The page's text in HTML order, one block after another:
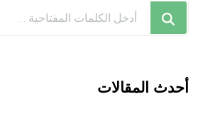
تبحث
ما؟
أحدث المقالات